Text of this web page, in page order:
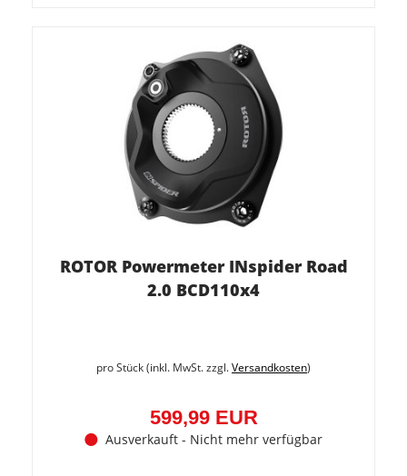
ROTOR Powermeter INspider Road
2.0 BCD110x4
pro Stück (inkl. MwSt. zzgl.Versandkosten)
599,99 EUR
Ausverkauft - Nicht mehr verfügbar